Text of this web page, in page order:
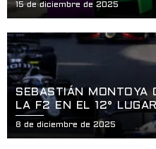
15 de diciembre de 2025
SEBASTIÁN MONTOYA
LA F2 EN EL 12°
8 de diciembre de 2025